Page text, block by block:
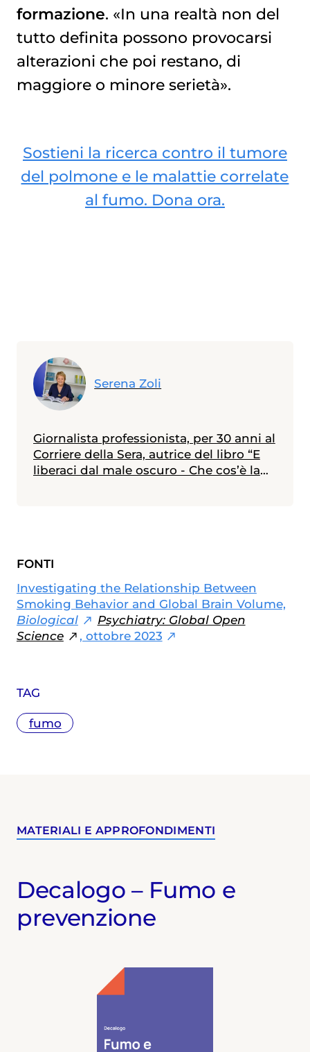
TAG
fumo
formazione. «In una realtà non del
tutto definita possono provocarsi
alterazioni che poi restano, di
maggiore o minore serietà».
Sostieni la ricerca contro il tumore
del polmone e le malattie correlate
al fumo. Dona ora.
Serena Zoli
Giornalista professionista, per 30 anni al
Corriere della Sera, autrice del libro “E
liberaci dal male oscuro - Che cos’è la
FONTI
Investigating the Relationship Between
Smoking Behavior and Global Brain Volume,
Biological
Psychiatry: Global Open
Science
, ottobre 2023
MATERIALI E APPROFONDIMENTI
Decalogo – Fumo e
prevenzione